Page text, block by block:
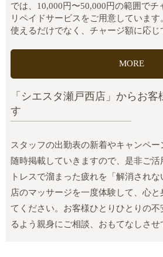
では、10,000円〜50,000円の範囲で
リペイドサービスをご用意していま
使えるだけでなく、チャージ額に応
MORE
「シエスタ瀬戸西店」からお
す
スタッフの出勤表の新着やキャンペ
随時掲載していきますので、是非ご
トレスで溜まった疲れを「解消され
店のマッサージを一度体験して、心
てください。お客様ひとりひとりの不
るよう親身にご相談、おもてなしさせ